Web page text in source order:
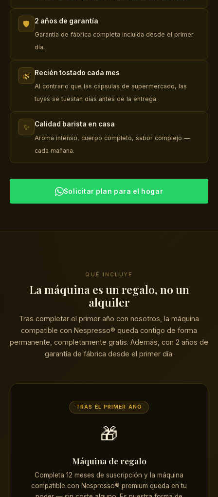
🛡️ 2 años de garantía
Garantía de fábrica completa incluida desde el primer
día.
🌿 Recién tostado cada mes
Al contrario que las cápsulas de supermercado, las
tuyas se tuestan días antes de la entrega.
✨ Calidad barista en casa
Aroma intenso, cuerpo completo, sabor complejo —
cada mañana.
Solicitar plan para el hogar
QUÉ INCLUYE
La máquina es un regalo, no un
alquiler
Tras completar el primer año con nosotros, la máquina
compatible con Nespresso® queda contigo de forma
permanente, completamente gratis. Además, con 2 años de
garantía de fábrica desde el primer día.
TRAS EL PRIMER AÑO
🎁
Máquina de regalo
Completa 12 meses de suscripción y la máquina
compatible con Nespresso® premium queda en tu